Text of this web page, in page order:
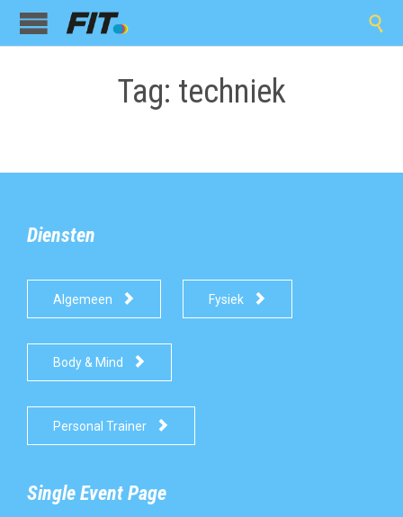

Tag: techniek
Diensten
Algemeen  Fysiek 
Body & Mind 
Personal Trainer 
Single Event Page